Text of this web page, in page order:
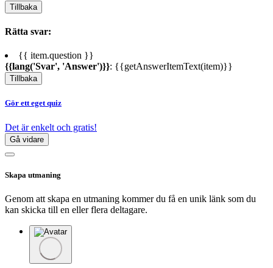
Tillbaka
Rätta svar:
{{ item.question }}
{{lang('Svar', 'Answer')}}: {{getAnswerItemText(item)}}
Tillbaka
Gör ett eget quiz
Det är enkelt och gratis!
Gå vidare
Skapa utmaning
Genom att skapa en utmaning kommer du få en unik länk som du
kan skicka till en eller flera deltagare.